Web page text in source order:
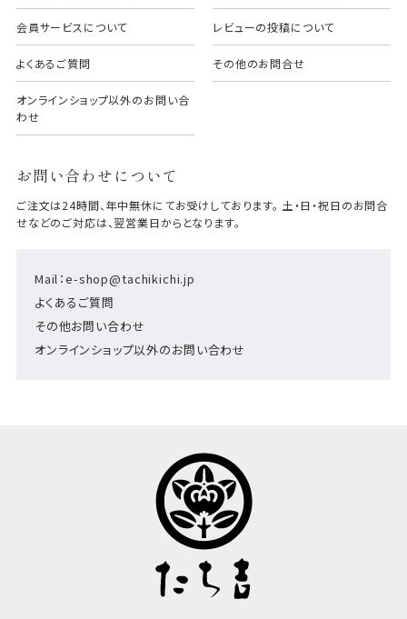
会員サービスについて レビューの投稿について
よくあるご質問 その他のお問合せ
オンラインショップ以外のお問い合
わせ
お問い合わせについて
Mail：e-shop@tachikichi.jp
よくあるご質問
その他お問い合わせ
オンラインショップ以外のお問い合わせ
ご注文は24時間、年中無休にてお受けしております。 土・日・祝日のお問合
せなどのご対応は、翌営業日からとなります。